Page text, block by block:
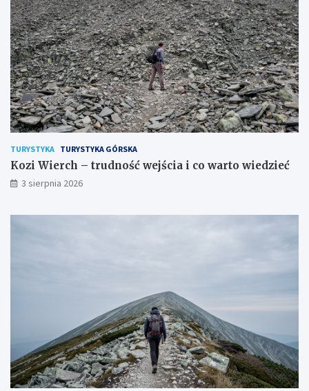
TURYSTYKA TURYSTYKA GÓRSKA
Kozi Wierch – trudność wejścia i co warto wiedzieć
3 sierpnia 2026